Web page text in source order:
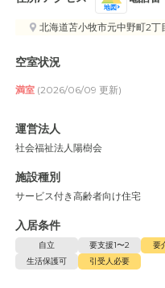
地図
北海道苫小牧市元中野町2丁
空室状況
満室 (2026/06/09 更新)
運営法人
社会福祉法人陽樹会
施設種別
サービス付き高齢者向け住宅
入居条件
自立 要支援1〜2 要
生活保護可
引受人必要